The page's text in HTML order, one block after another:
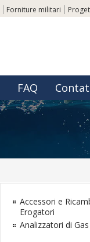
Forniture militari
FAQ
Accessori e
Erogatori
Analizzatori di Gas